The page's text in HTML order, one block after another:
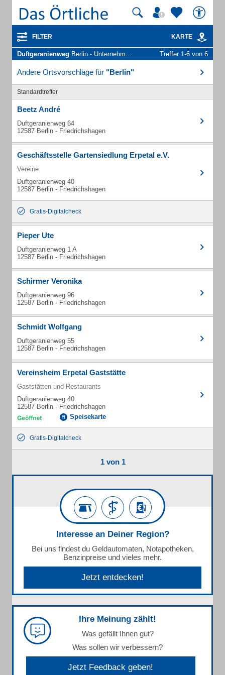
FILTER KARTE
Duftgeranienweg Berlin - Unternehmen und Personen Treffer 1-6 von 6
Andere Ortsvorschläge für "Berlin"
Standardtreffer
Beetz André
Duftgeranienweg 64
12587 Berlin - Friedrichshagen
Geschäftsstelle Gartensiedlung Erpetal e.V.
Vereine
Duftgeranienweg 40
12587 Berlin - Friedrichshagen
Gratis-Digitalcheck
Pieper Ute
Duftgeranienweg 1 A
12587 Berlin - Friedrichshagen
Schirmer Veronika
Duftgeranienweg 96
12587 Berlin - Friedrichshagen
Schmidt Wolfgang
Duftgeranienweg 55
12587 Berlin - Friedrichshagen
Vereinsheim Erpetal Gaststätte
Gaststätten und Restaurants
Duftgeranienweg 40
12587 Berlin - Friedrichshagen
Speisekarte
Gratis-Digitalcheck
1 von 1
Interesse an Deiner Region?
Bei uns findest du Geldautomaten, Notapotheken,
Benzinpreise und vieles mehr.
Jetzt entdecken!
Ihre Meinung zählt!
Was gefällt Ihnen gut?
Was sollen wir verbessern?
Jetzt Feedback geben!